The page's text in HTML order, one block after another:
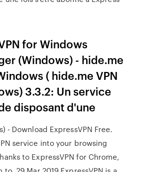
for Windows
(Windows) - hide.me
( hide.me VPN
3.3.2: Un service
disposant d'une
- Download ExpressVPN Free.
service into your browsing
to ExpressVPN for Chrome,